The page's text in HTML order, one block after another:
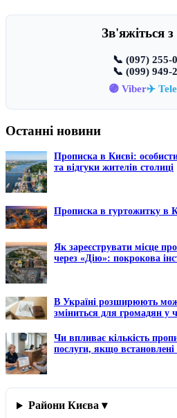
Зв'яжіться
📞 (097) 255-
📞 (099) 949-
🟣 Viber✈️
Останні новини
Прописка в Києві:
та відгуки жителів столиці
Прописка в гуртожитку в
Як зареєструвати місце
через «Дію»: покрокова
В Україні розширюють
зміниться для громадян у
Чи впливає кількість
послуги, якщо
Райони Києва ▾